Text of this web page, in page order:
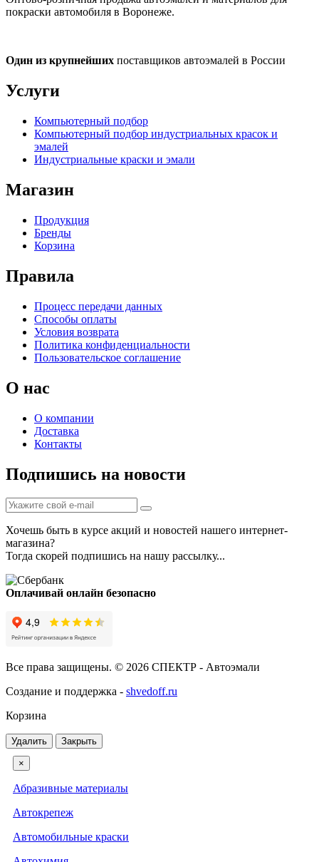
покраски автомобиля в Воронеже.
Один из крупнейших поставщиков автоэмалей в России
Услуги
Компьютерный подбор
Компьютерный подбор индустриальных красок и
эмалей
Индустриальные краски и эмали
Магазин
Продукция
Бренды
Корзина
Правила
Процесс передачи данных
Способы оплаты
Условия возврата
Политика конфиденциальности
Пользовательское соглашение
О нас
О компании
Доставка
Контакты
Подпишись на новости
Хочешь быть в курсе акций и новостей нашего интернет-
магазина?
Тогда скорей подпишись на нашу рассылку...
Оплачивай онлайн безопасно
Все права защищены. © 2026 СПЕКТР - Автоэмали
Создание и поддержка - shvedoff.ru
Корзина
Удалить Закрыть
×
Абразивные материалы
Автокрепеж
Автомобильные краски